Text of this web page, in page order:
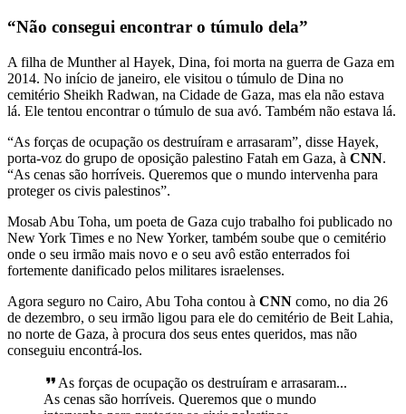
“Não consegui encontrar o túmulo dela”
A filha de Munther al Hayek, Dina, foi morta na guerra de Gaza em
2014. No início de janeiro, ele visitou o túmulo de Dina no
cemitério Sheikh Radwan, na Cidade de Gaza, mas ela não estava
lá. Ele tentou encontrar o túmulo de sua avó. Também não estava lá.
“As forças de ocupação os destruíram e arrasaram”, disse Hayek,
porta-voz do grupo de oposição palestino Fatah em Gaza, à CNN.
“As cenas são horríveis. Queremos que o mundo intervenha para
proteger os civis palestinos”.
Mosab Abu Toha, um poeta de Gaza cujo trabalho foi publicado no
New York Times e no New Yorker, também soube que o cemitério
onde o seu irmão mais novo e o seu avô estão enterrados foi
fortemente danificado pelos militares israelenses.
Agora seguro no Cairo, Abu Toha contou à CNN como, no dia 26
de dezembro, o seu irmão ligou para ele do cemitério de Beit Lahia,
no norte de Gaza, à procura dos seus entes queridos, mas não
conseguiu encontrá-los.
As forças de ocupação os destruíram e arrasaram...
As cenas são horríveis. Queremos que o mundo